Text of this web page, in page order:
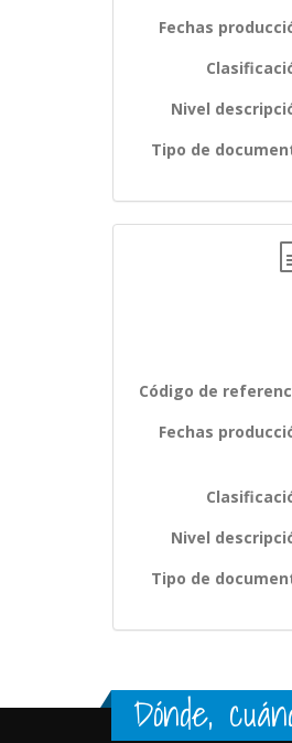
Fechas
Nivel
Tipo de
Código de
Fechas
Nivel
Tipo de
Dónde,